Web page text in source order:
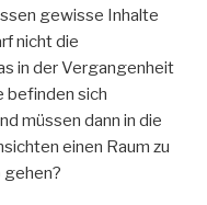
gewisse Inhalte
nicht die
in der Vergangenheit
befinden sich
müssen dann in die
einen Raum zu
gehen?